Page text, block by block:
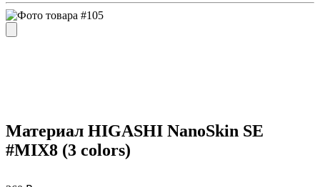
Материал HIGASHI NanoSkin SE
#MIX8 (3 colors)